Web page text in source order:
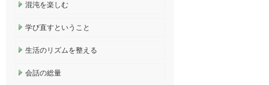
混沌を楽しむ
学び直すということ
生活のリズムを整える
会話の総量